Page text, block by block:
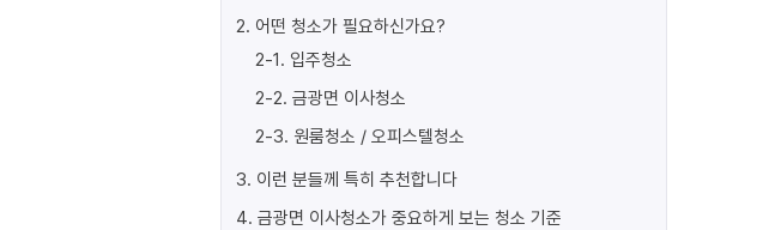
2. 어떤 청소가 필요하신가요?
2-1. 입주청소
2-2. 금광면 이사청소
2-3. 원룸청소 / 오피스텔청소
3. 이런 분들께 특히 추천합니다
4. 금광면 이사청소가 중요하게 보는 청소 기준